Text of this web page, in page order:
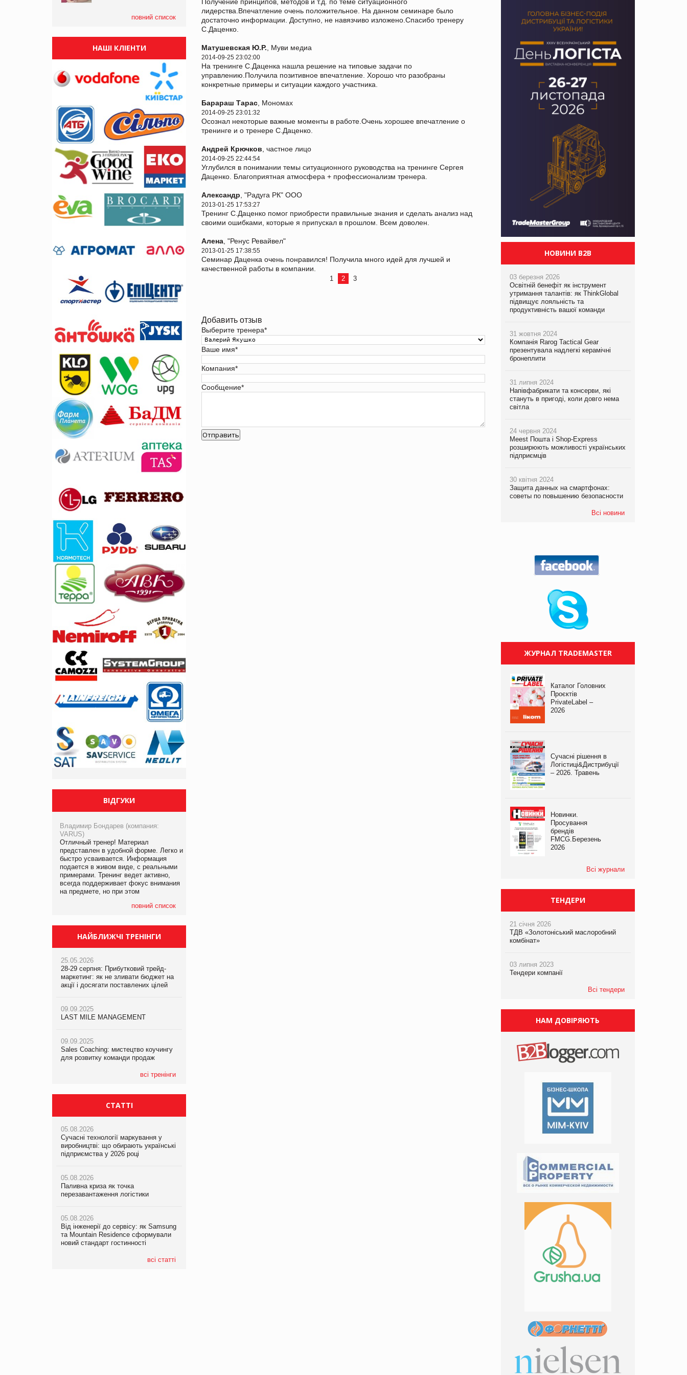
повний список
НАШІ КЛІЕНТИ
ВІДГУКИ
Владимир Бондарев (компания:
VARUS)
Отличный тренер! Материал
представлен в удобной форме. Легко и
быстро усваивается. Информация
подается в живом виде, с реальными
примерами. Тренинг ведет активно,
всегда поддерживает фокус внимания
на предмете, но при этом
повний список
НАЙБЛИЖЧІ ТРЕНІНГИ
25.05.2026
28-29 серпня: Прибутковий трейд-
маркетинг: як не зливати бюджет на
акції і досягати поставлених цілей
09.09.2025
LAST MILE MANAGEMENT
09.09.2025
Sales Coaching: мистецтво коучингу
для розвитку команди продаж
всі тренінги
СТАТТІ
05.08.2026
Сучасні технології маркування у
виробництві: що обирають українські
підприємства у 2026 році
05.08.2026
Паливна криза як точка
перезавантаження логістики
05.08.2026
Від інженерії до сервісу: як Samsung
та Mountain Residence сформували
новий стандарт гостинності
всі статті
лидерства.Впечатление очень положительное. На данном семинаре было
достаточно информации. Доступно, не навязчиво изложено.Спасибо тренеру
С.Даценко.
Матушевская Ю.Р. , Муви медиа
2014-09-25 23:02:00
На тренинге С.Даценка нашла решение на типовые задачи по
управлению.Получила позитивное впечатление. Хорошо что разобраны
конкретные примеры и ситуации каждого участника.
Барараш Тарас , Мономах
2014-09-25 23:01:32
Осознал некоторые важные моменты в работе.Очень хорошее впечатление о
тренинге и о тренере С.Даценко.
Андрей Крючков , частное лицо
2014-09-25 22:44:54
Углубился в понимании темы ситуационного руководства на тренинге Сергея
Даценко. Благоприятная атмосфера + профессионализм тренера.
Александр , "Радуга РК" ООО
2013-01-25 17:53:27
Тренинг С.Даценко помог приобрести правильные знания и сделать анализ над
своими ошибками, которые я припускал в прошлом. Всем доволен.
Алена , "Ренус Ревайвел"
2013-01-25 17:38:55
Семинар Даценка очень понравился! Получила много идей для лучшей и
качественной работы в компании.
1 2 3
Добавить отзыв
Выберите тренера*
Ваше имя*
Компания*
Сообщение*
НОВИНИ B2B
03 березня 2026
Освітній бенефіт як інструмент
утримання талантів: як ThinkGlobal
підвищує лояльність та
продуктивність вашої команди
31 жовтня 2024
Компанія Rarog Tactical Gear
презентувала надлегкі керамічні
бронеплити
31 липня 2024
Напівфабрикати та консерви, які
стануть в пригоді, коли довго нема
світла
24 червня 2024
Meest Пошта і Shop-Express
розширюють можливості українських
підприємців
30 квітня 2024
Защита данных на смартфонах:
советы по повышению безопасности
Всі новини
ЖУРНАЛ TRADEMASTER
Каталог Головних
Проєктів
PrivateLabel –
2026
Сучасні рішення в
Логістиці&Дистрибуції
– 2026. Травень
Новинки.
Просування
брендів
FMCG.Березень
2026
Всі журнали
ТЕНДЕРИ
21 січня 2026
ТДВ «Золотоніський маслоробний
комбінат»
03 липня 2023
Тендери компанії
Всі тендери
НАМ ДОВІРЯЮТЬ